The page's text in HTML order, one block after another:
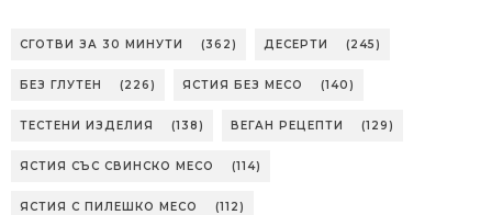
СГОТВИ ЗА 30 МИНУТИ (362) ДЕСЕРТИ (245)
БЕЗ ГЛУТЕН (226) ЯСТИЯ БЕЗ МЕСО (140)
ТЕСТЕНИ ИЗДЕЛИЯ (138) ВЕГАН РЕЦЕПТИ (129)
ЯСТИЯ СЪС СВИНСКО МЕСО (114)
ЯСТИЯ С ПИЛЕШКО МЕСО (112)